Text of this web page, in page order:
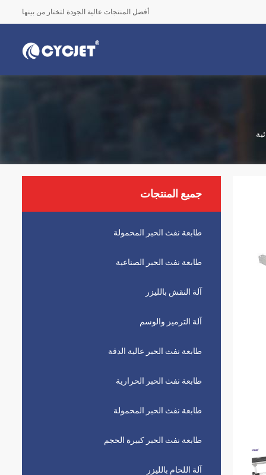
أفضل المنتجات عالية الجودة لتختار من بينها
جميع المنتجات
طابعة نفث الحبر المحمولة
طابعة نفث الحبر الصناعية
آلة النقش بالليزر
آلة الترميز والوسم
طابعة نفث الحبر عالية الدقة
طابعة نفث الحبر الحرارية
طابعة نفث الحبر المحمولة
طابعة نفث الحبر كبيرة الحجم
آلة اللحام بالليزر